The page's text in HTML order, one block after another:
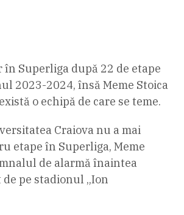
în Superliga după 22 de etape
2023-2024, însă Meme Stoica
o echipă de care se teme.
Craiova nu a mai
etape în Superliga, Meme
de alarmă înaintea
pe stadionul „Ion